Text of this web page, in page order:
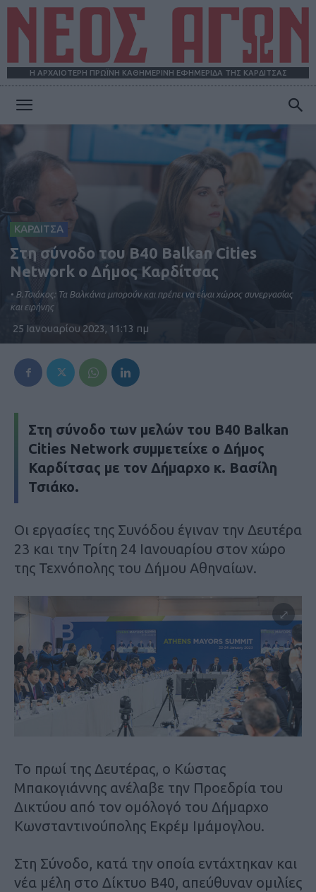
Η ΑΡΧΑΙΟΤΕΡΗ ΠΡΩΪΝΗ ΚΑΘΗΜΕΡΙΝΗ ΕΦΗΜΕΡΙΔΑ ΤΗΣ ΚΑΡΔΙΤΣΑΣ
ΚΑΡΔΙΤΣΑ
Στη σύνοδο του B40 Balkan Cities
Network ο Δήμος Καρδίτσας
• Β.Τσιάκος: Τα Βαλκάνια μπορούν και πρέπει να είναι χώρος συνεργασίας
και ειρήνης
25 Ιανουαρίου 2023, 11:13 πμ
Στη σύνοδο των μελών του B40 Balkan
Cities Network συμμετείχε ο Δήμος
Καρδίτσας με τον Δήμαρχο κ. Βασίλη
Τσιάκο.
Oι εργασίες της Συνόδου έγιναν την Δευτέρα
23 και την Τρίτη 24 Ιανουαρίου στον χώρο
της Τεχνόπολης του Δήμου Αθηναίων.
Το πρωί της Δευτέρας, ο Κώστας
Μπακογιάννης ανέλαβε την Προεδρία του
Δικτύου από τον ομόλογό του Δήμαρχο
Κωνσταντινούπολης Εκρέμ Ιμάμογλου.
Στη Σύνοδο, κατά την οποία εντάχτηκαν και
νέα μέλη στο Δίκτυο Β40, απεύθυναν ομιλίες